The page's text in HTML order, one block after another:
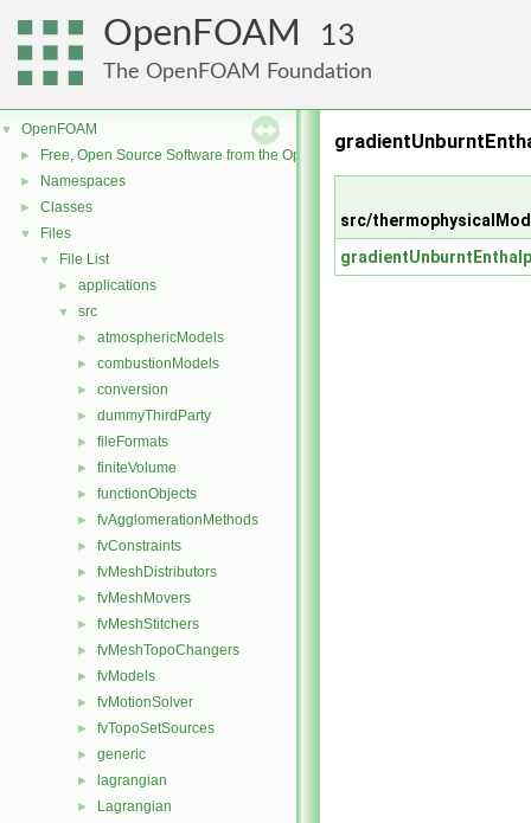
OpenFOAM 13
The OpenFOAM Foundation
▼ OpenFOAM
► Free, Open Source Software from the OpenFOAM Foundation
► Namespaces
► Classes
▼ Files
▼ File List
► applications
▼ src
► atmosphericModels
► combustionModels
► conversion
► dummyThirdParty
► fileFormats
► finiteVolume
► functionObjects
► fvAgglomerationMethods
► fvConstraints
► fvMeshDistributors
► fvMeshMovers
► fvMeshStitchers
► fvMeshTopoChangers
► fvModels
► fvMotionSolver
► fvTopoSetSources
► generic
► lagrangian
► Lagrangian
src/